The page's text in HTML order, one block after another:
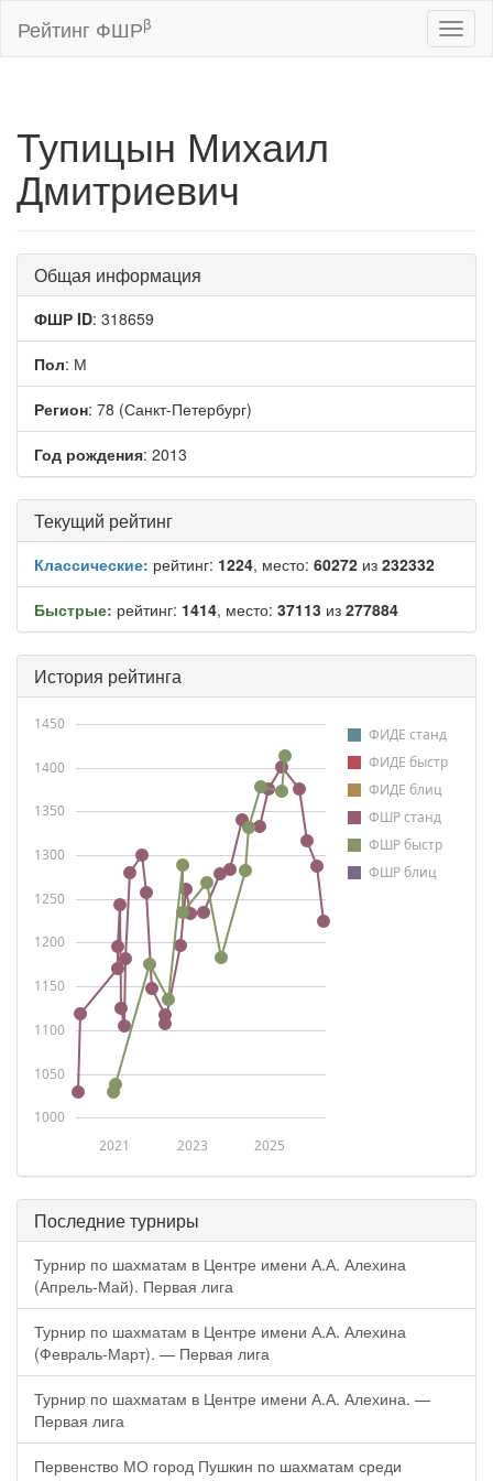
Рейтинг ФШРβ
Тупицын Михаил
Дмитриевич
Общая информация
ФШР ID: 318659
Пол: М
Регион: 78 (Санкт-Петербург)
Год рождения: 2013
Текущий рейтинг
Классические: рейтинг: 1224, место: 60272 из 232332
Быстрые: рейтинг: 1414, место: 37113 из 277884
История рейтинга
ФИДЕ станд
ФИДЕ быстр
ФИДЕ блиц
ФШР станд
ФШР быстр
ФШР блиц
2021 2023 2025
1000
1050
1100
1150
1200
1250
1300
1350
1400
1450
Последние турниры
Турнир по шахматам в Центре имени А.А. Алехина
(Апрель-Май). Первая лига
Турнир по шахматам в Центре имени А.А. Алехина
(Февраль-Март). — Первая лига
Турнир по шахматам в Центре имени А.А. Алехина. —
Первая лига
Первенство МО город Пушкин по шахматам среди